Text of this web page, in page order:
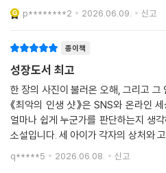
구가 되었고, 온이는 별로 대수롭지 않
것이 점점 커져 걷잡을 수 없는 일이 되
p********2 2026.06.09. 신고
종이책
성장도서 최고
한 장의 사진이 불러온 오해, 그리고 그
《최악의 인생 샷》은 SNS와 온라인
얼마나 쉽게 누군가를 판단하는지 생
소설입니다. 세 아이가 각자의 상처와
찾아가는 과정이 현실적으로 그려져
낄 수 있었습니다.읽는 내내 “나는 누군
q*****5 2026.06.08. 신고